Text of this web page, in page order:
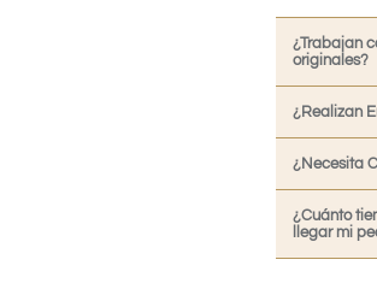
¿Trabajan
originales?
¿Realizan
¿Necesita
¿Cuánto
llegar mi